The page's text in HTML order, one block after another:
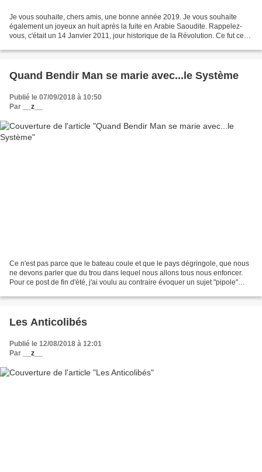
Je vous souhaite, chers amis, une bonne année 2019. Je vous souhaite
également un joyeux an huit après la fuite en Arabie Saoudite. Rappelez-
vous, c'était un 14 Janvier 2011, jour historique de la Révolution. Ce fut ce
Quand Bendir Man se marie avec...le Système
Publié le 07/09/2018 à 10:50
Par
__z__
Ce n'est pas parce que le bateau coule et que le pays dégringole, que nous
ne devons parler que du trou dans lequel nous allons tous nous enfoncer.
Pour ce post de fin d'été, j'ai voulu au contraire évoquer un sujet "pipole"
Les Anticolibés
Publié le 12/08/2018 à 12:01
Par
__z__